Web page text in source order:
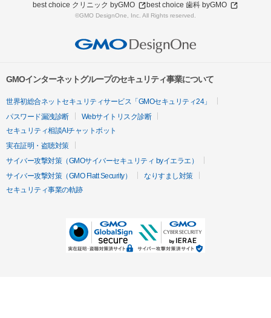
best choice クリニック byGMO
best choice 歯科 byGMO
©GMO DesignOne, Inc. All Rights reserved.
GMOインターネットグループのセキュリティ事業について
世界初総合ネットセキュリティサービス「GMOセキュリティ24」
パスワード漏洩診断
Webサイトリスク診断
セキュリティ相談AIチャットボット
実在証明・盗聴対策
サイバー攻撃対策（GMOサイバーセキュリティ byイエラエ）
サイバー攻撃対策（GMO Flatt Security）
なりすまし対策
セキュリティ事業の軌跡